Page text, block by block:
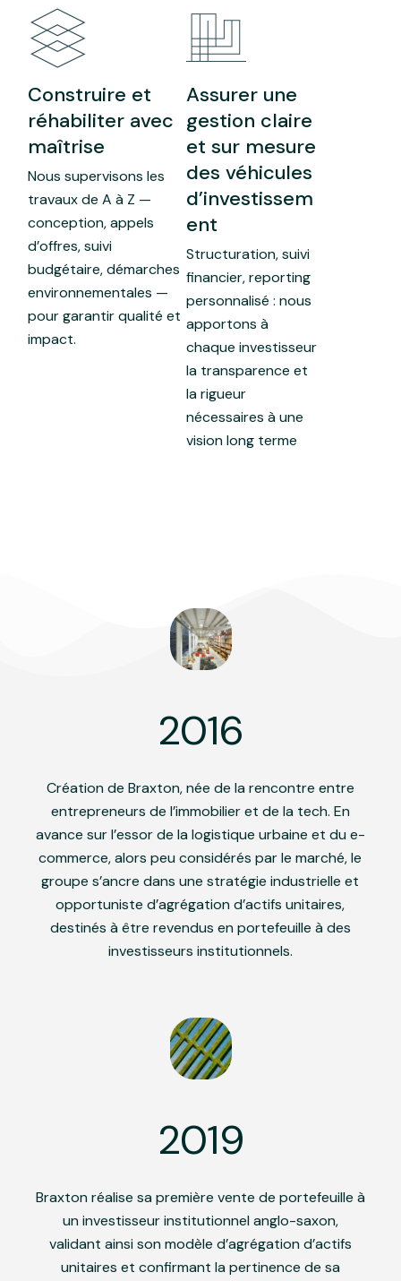
Construire et
réhabiliter avec
maîtrise
Nous supervisons les
travaux de A à Z —
conception, appels
d’offres, suivi
budgétaire, démarches
environnementales —
pour garantir qualité et
impact.
Assurer une
gestion claire
et sur mesure
des véhicules
d’investissem
ent
Structuration, suivi
financier, reporting
personnalisé : nous
apportons à
chaque investisseur
la transparence et
la rigueur
nécessaires à une
vision long terme
2016
Création de Braxton, née de la rencontre entre
entrepreneurs de l’immobilier et de la tech. En
avance sur l’essor de la logistique urbaine et du e-
commerce, alors peu considérés par le marché, le
groupe s’ancre dans une stratégie industrielle et
opportuniste d’agrégation d’actifs unitaires,
destinés à être revendus en portefeuille à des
investisseurs institutionnels.
2019
Braxton réalise sa première vente de portefeuille à
un investisseur institutionnel anglo-saxon,
validant ainsi son modèle d’agrégation d’actifs
unitaires et confirmant la pertinence de sa